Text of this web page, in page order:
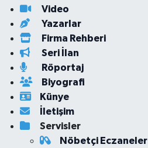
Video
Yazarlar
Firma Rehberi
Seri İlan
Röportaj
Biyografi
Künye
İletişim
Servisler
Nöbetçi Eczaneler